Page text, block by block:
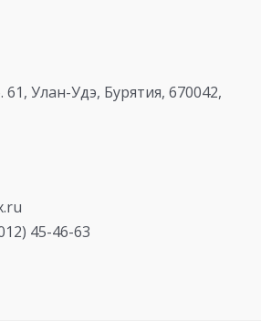
Улан-Удэ, Бурятия, 670042,
45-46-63